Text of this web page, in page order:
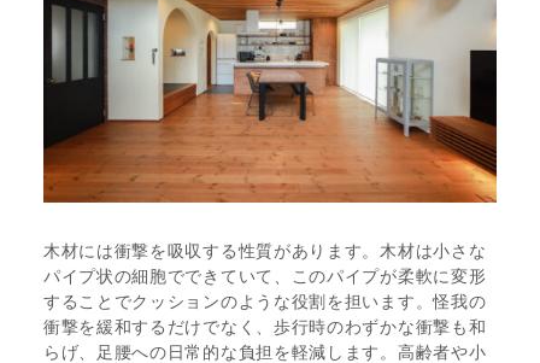
木材には衝撃を吸収する性質があります。木材は小さな
パイプ状の細胞でできていて、このパイプが柔軟に変形
することでクッションのような役割を担います。怪我の
衝撃を緩和するだけでなく、歩行時のわずかな衝撃も和
らげ、足腰への日常的な負担を軽減します。高齢者や小